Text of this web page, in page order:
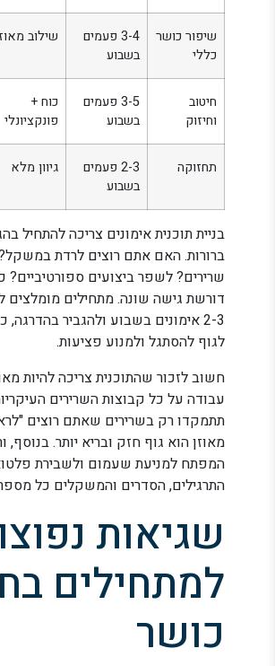
שיפור כושר
כללי
3-4 פעמים
בשבוע
שילוב
חיטוב
וחיזוק
3-5 פעמים
בשבוע
כוח +
פונקציונלי
תחזוקה
2-3 פעמים
בשבוע
גיוון מלא
בניית תוכנית אימונים צריכה להתחיל
ברורות. האם אתם רוצים לרדת
שרירים? לשפר ביצועים ספורטיביים?
דורשת גישה שונה. מתחילים מומלצים
2-3 אימונים בשבוע ולהגביר
לגוף להסתגל ולמנוע פציעות.
חשוב לזכור שהתוכנית צריכה להיות
עבודה על כל קבוצות השרירים
תתמקדו רק בשרירים שאתם רוצים
מאוזן הוא גוף חזק ובריא יותר. בנוסף,
המפתח למניעת שעמום ולשבירת
התרגילים, הסדרים והמשקלים כל
שגיאות
למתחילים
כושר